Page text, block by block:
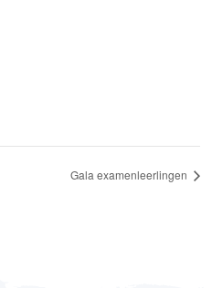
Gala examenleerlingen